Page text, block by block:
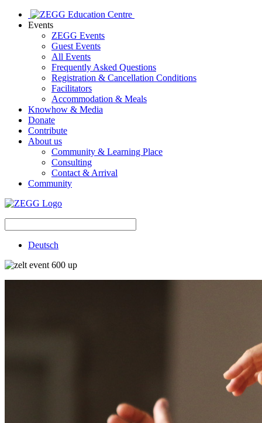
Events
ZEGG Events
Guest Events
All Events
Frequently Asked Questions
Registration & Cancellation Conditions
Facilitators
Accommodation & Meals
Knowhow & Media
Donate
Contribute
About us
Community & Learning Place
Consulting
Contact & Arrival
Community
Deutsch